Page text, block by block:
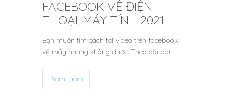
FACEBOOK VỀ ĐIỆN
THOẠI, MÁY TÍNH 2021
Bạn muốn tìm cách tải video trên facebook
về máy nhưng không được. Theo dõi bài…
Xem thêm